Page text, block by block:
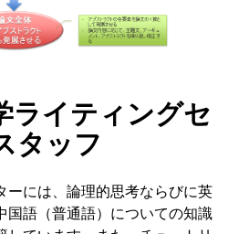
ライティングセ
タッフ
ーには、論理的思考ならびに英
国語（普通語）についての知識